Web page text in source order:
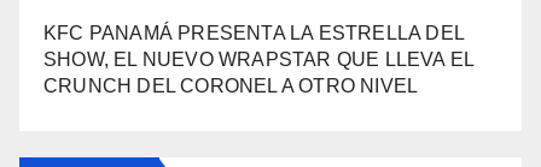
KFC PANAMÁ PRESENTA LA ESTRELLA DEL
SHOW, EL NUEVO WRAPSTAR QUE LLEVA EL
CRUNCH DEL CORONEL A OTRO NIVEL